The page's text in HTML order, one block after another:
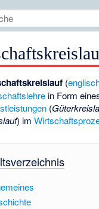
(
in Form
(
) im